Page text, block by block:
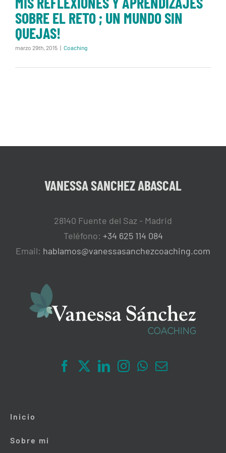
QUEJAS!
SOBRE EL RETO ; UN MUNDO SIN
QUEJAS!
marzo 29th, 2015 | Coaching
VANESSA SANCHEZ ABASCAL
28140 Fuente del Saz - Madrid
Teléfono: +34 625 114 084
Email: hablamos@vanessasanchezcoaching.com
Inicio
Sobre mi